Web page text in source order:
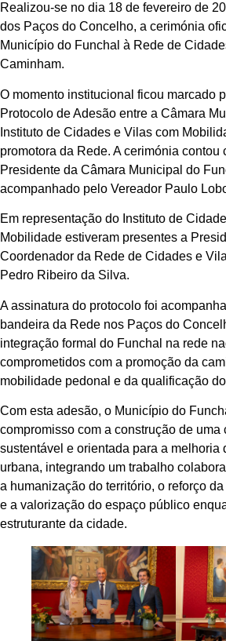
Realizou-se no dia 18 de fevereiro de
dos Paços do Concelho, a cerimónia
Município do Funchal à Rede de
Caminham.
O momento institucional ficou marcado
Protocolo de Adesão entre a Câmara
Instituto de Cidades e Vilas com
promotora da Rede. A cerimónia contou
Presidente da Câmara Municipal do
acompanhado pelo Vereador Paulo
Em representação do Instituto de
Mobilidade estiveram presentes a
Coordenador da Rede de Cidades e
Pedro Ribeiro da Silva.
A assinatura do protocolo foi
bandeira da Rede nos Paços do
integração formal do Funchal na rede
comprometidos com a promoção da
mobilidade pedonal e da qualificação
Com esta adesão, o Município do
compromisso com a construção de
sustentável e orientada para a melhoria
urbana, integrando um trabalho
a humanização do território, o reforço
e a valorização do espaço público
estruturante da cidade.